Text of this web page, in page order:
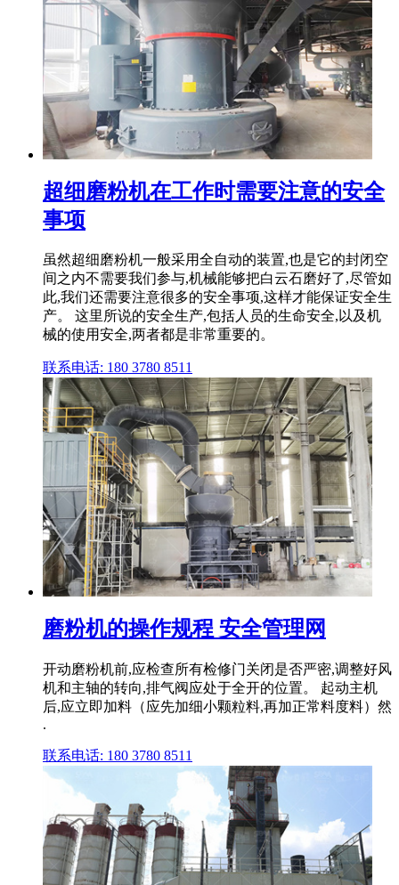
超细磨粉机在工作时需要注意的安全
事项
虽然超细磨粉机一般采用全自动的装置,也是它的封闭空
间之内不需要我们参与,机械能够把白云石磨好了,尽管如
此,我们还需要注意很多的安全事项,这样才能保证安全生
产。 这里所说的安全生产,包括人员的生命安全,以及机
械的使用安全,两者都是非常重要的。
联系电话: 180 3780 8511
磨粉机的操作规程 安全管理网
开动磨粉机前,应检查所有检修门关闭是否严密,调整好风
机和主轴的转向,排气阀应处于全开的位置。 起动主机
后,应立即加料（应先加细小颗粒料,再加正常料度料）然
.
联系电话: 180 3780 8511